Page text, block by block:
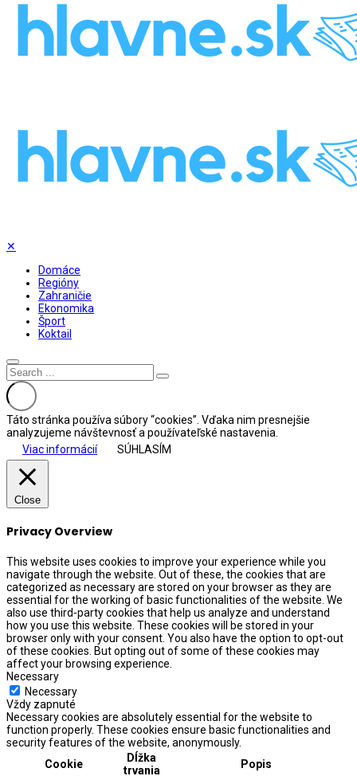
✕
Domáce
Regióny
Zahraničie
Ekonomika
Šport
Koktail
Táto stránka používa súbory “cookies”. Vďaka nim presnejšie
analyzujeme návštevnosť a používateľské nastavenia.
Viac informácií
SÚHLASÍM
Close
Privacy Overview
This website uses cookies to improve your experience while you
navigate through the website. Out of these, the cookies that are
categorized as necessary are stored on your browser as they are
essential for the working of basic functionalities of the website. We
also use third-party cookies that help us analyze and understand
how you use this website. These cookies will be stored in your
browser only with your consent. You also have the option to opt-out
of these cookies. But opting out of some of these cookies may
affect your browsing experience.
Necessary
Necessary
Vždy zapnuté
Necessary cookies are absolutely essential for the website to
function properly. These cookies ensure basic functionalities and
security features of the website, anonymously.
Cookie
Dĺžka
trvania
Popis